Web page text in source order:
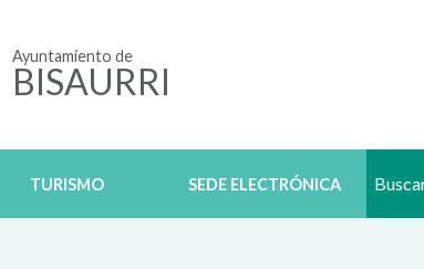
Ayuntamiento de
BISAURRI
TURISMO SEDE ELECTRÓNICA